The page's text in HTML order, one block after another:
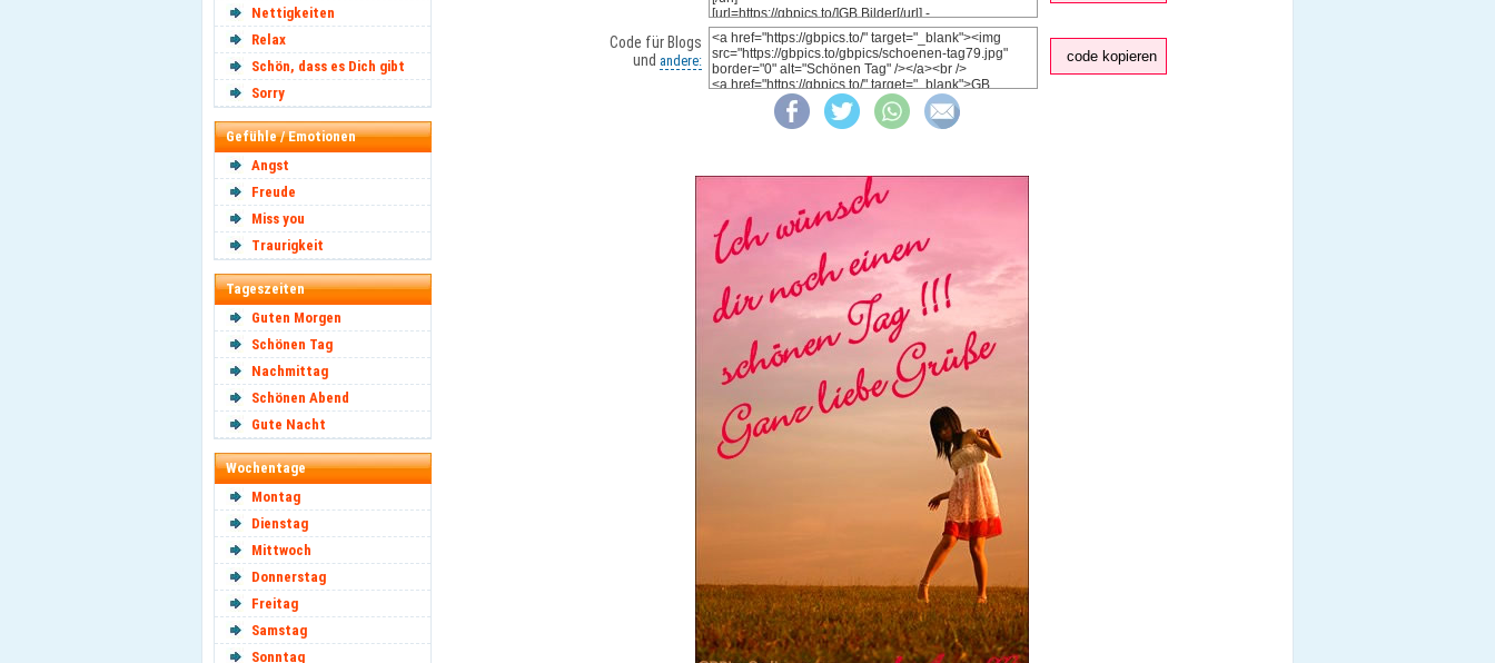
Nettigkeiten
Relax
Schön, dass es Dich gibt
Sorry
Gefühle / Emotionen
Angst
Freude
Miss you
Traurigkeit
Tageszeiten
Guten Morgen
Schönen Tag
Nachmittag
Schönen Abend
Gute Nacht
Wochentage
Montag
Dienstag
Mittwoch
Donnerstag
Freitag
Samstag
Sonntag
Code für Blogs
und andere: code kopieren